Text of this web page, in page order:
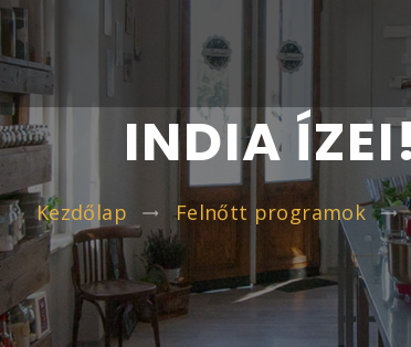
INDIA
Kezdőlap Felnőtt programok